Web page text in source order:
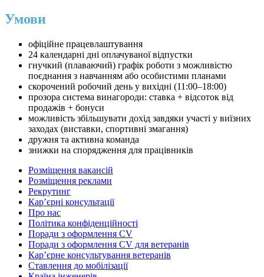
Умови
офіційне працевлаштування
24 календарні дні оплачуваної відпустки
гнучкий (плаваючий) графік роботи з можливістю
поєднання з навчанням або особистими планами
скорочений робочий день у вихідні (11:00–18:00)
прозора система винагороди: ставка + відсоток від
продажів + бонуси
можливість збільшувати дохід завдяки участі у виїзних
заходах (виставки, спортивні змагання)
дружня та активна команда
знижки на спорядження для працівників
Розміщення вакансій
Розміщення реклами
Рекрутинг
Карʼєрні консультації
Про нас
Політика конфіденційності
Поради з оформлення CV
Поради з оформлення CV для ветеранів
Карʼєрне консультування ветеранів
Ставлення до мобілізації